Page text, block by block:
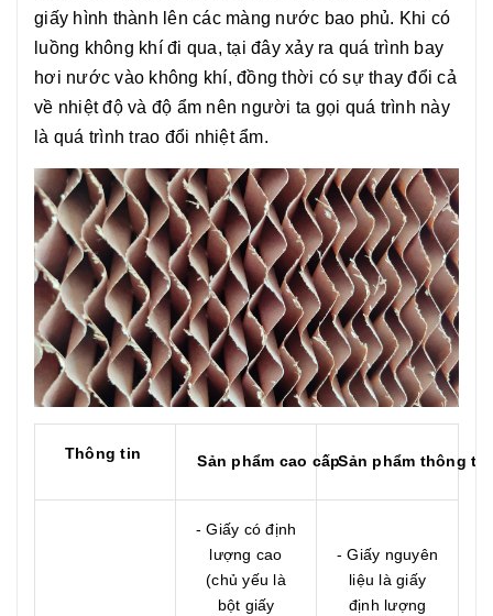
giấy hình thành lên các màng nước bao phủ. Khi có
luồng không khí đi qua, tại đây xảy ra quá trình bay
hơi nước vào không khí, đồng thời có sự thay đổi cả
về nhiệt độ và độ ẩm nên người ta gọi quá trình này
là quá trình trao đổi nhiệt ẩm.
Thông tin Sản phẩm cao cấpSản phẩm thông
- Giấy có định
lượng cao
(chủ yếu là
bột giấy
- Giấy nguyên
liệu là giấy
định lượng